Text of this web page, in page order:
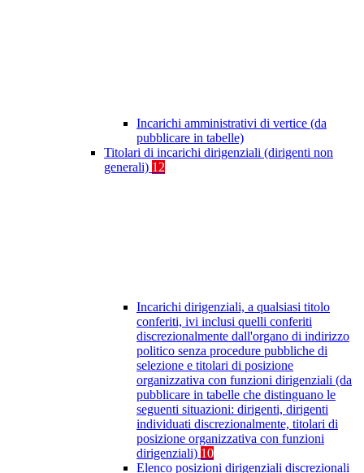
Incarichi amministrativi di vertice (da
pubblicare in tabelle)
Titolari di incarichi dirigenziali (dirigenti non
generali) 12
Incarichi dirigenziali, a qualsiasi titolo
conferiti, ivi inclusi quelli conferiti
discrezionalmente dall'organo di indirizzo
politico senza procedure pubbliche di
selezione e titolari di posizione
organizzativa con funzioni dirigenziali (da
pubblicare in tabelle che distinguano le
seguenti situazioni: dirigenti, dirigenti
individuati discrezionalmente, titolari di
posizione organizzativa con funzioni
dirigenziali) 10
Elenco posizioni dirigenziali discrezionali